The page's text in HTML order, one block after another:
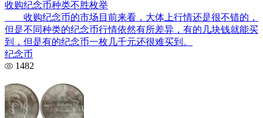
收购纪念币种类不胜枚举
收购纪念币的市场目前来看，大体上行情还是很不错的，
但是不同种类的纪念币行情依然有所差异，有的几块钱就能买
到，但是有的纪念币一枚几千元还很难买到。
纪念币
1482